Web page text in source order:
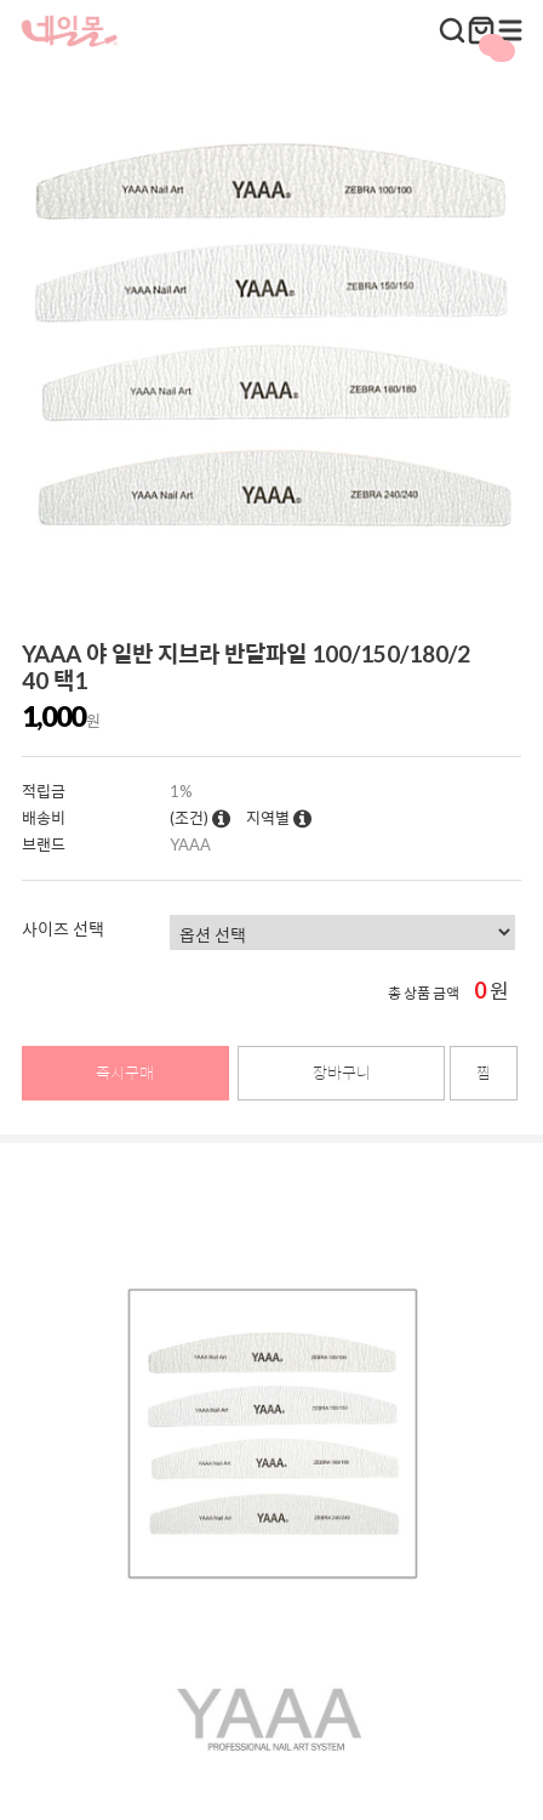
YAAA 야 일반 지브라 반달파일 100/150/180/2
40 택1
1,000원
적립금
1%
배송비
(조건)
지역별
브랜드
YAAA
사이즈 선택
총 상품 금액 0원
즉시구매 장바구니 찜